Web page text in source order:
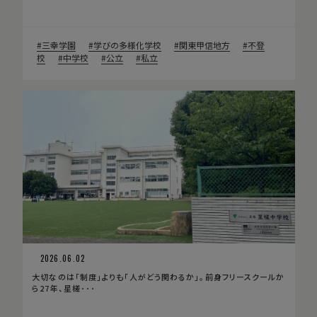
三幸学園 学びの多様化学校 関東甲信地方
不登
校
中学校 公立 私立
2026.06.02
大切なのは「制度」よりも「人がどう関わるか」。前身フリースクールか
ら27年、星槎･･･